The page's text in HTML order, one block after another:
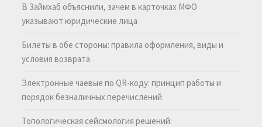
В Займхаб объяснили, зачем в карточках МФО
указывают юридические лица
Билеты в обе стороны: правила оформления, виды и
условия возврата
Электронные чаевые по QR-коду: принцип работы и
порядок безналичных перечислений
Топологическая сейсмология решений: